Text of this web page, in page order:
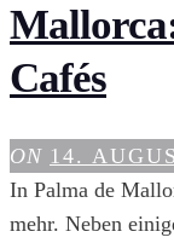
Cafés
ON 14.
In Palma de
mehr. Neben